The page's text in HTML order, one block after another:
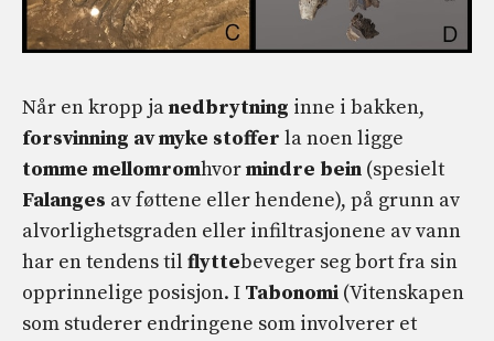
Når en kropp janedbrytning inne i bakken,
forsvinning av myke stoffer la noen ligge
tomme mellomromhvormindre bein (spesielt
Falanges av føttene eller hendene), på grunn av
alvorlighetsgraden eller infiltrasjonene av vann
har en tendens til flyttebeveger seg bort fra sin
opprinnelige posisjon. I Tabonomi (Vitenskapen
som studerer endringene som involverer et